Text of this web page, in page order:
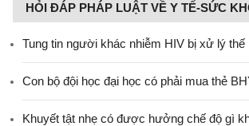
HỎI ĐÁP PHÁP LUẬT VỀ Y TẾ-SỨC
Tung tin người khác nhiễm HIV bị xử lý thế
Con bộ đội học đại học có phải mua thẻ
Khuyết tật nhẹ có được hưởng chế độ gì